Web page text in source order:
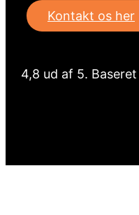
Kontakt os her
4,8 ud af 5.